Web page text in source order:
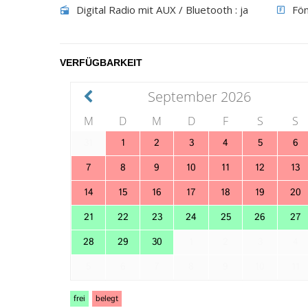
Digital Radio mit AUX / Bluetooth : ja
VERFÜGBARKEIT